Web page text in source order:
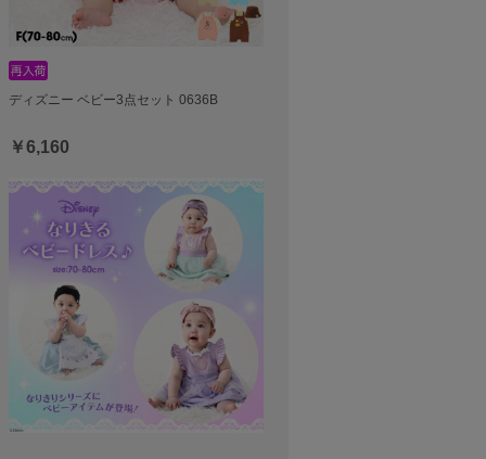
ディズニー ベビー3点セット 0636B
￥6,160